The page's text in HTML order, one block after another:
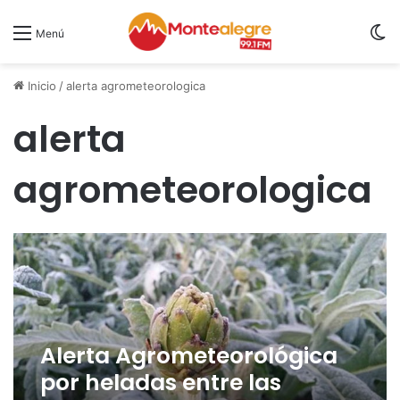
Menú
Inicio /alerta agrometeorologica
alerta
agrometeorologica
Alerta Agrometeorológica
por heladas entre las